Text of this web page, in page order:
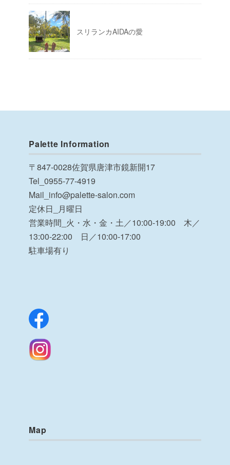
スリランカAIDAの愛
Palette Information
〒847-0028佐賀県唐津市鏡新開17
Tel_0955-77-4919
Mail_info@palette-salon.com
定休日_月曜日
営業時間_火・水・金・土／10:00-19:00 木／
13:00-22:00 日／10:00-17:00
駐車場有り
Map